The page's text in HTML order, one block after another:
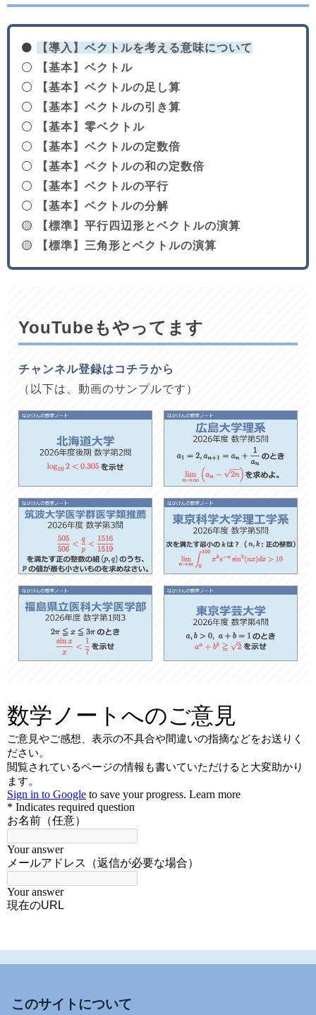
⚫
【導入】ベクトルを考える意味について
⚪
【基本】ベクトル
⚪
【基本】ベクトルの足し算
⚪
【基本】ベクトルの引き算
⚪
【基本】零ベクトル
⚪
【基本】ベクトルの定数倍
⚪
【基本】ベクトルの和の定数倍
⚪
【基本】ベクトルの平行
⚪
【基本】ベクトルの分解
🟡
【標準】平行四辺形とベクトルの演算
🟡
【標準】三角形とベクトルの演算
YouTubeもやってます
チャンネル登録はコチラから
（以下は、動画のサンプルです）
このサイトについて